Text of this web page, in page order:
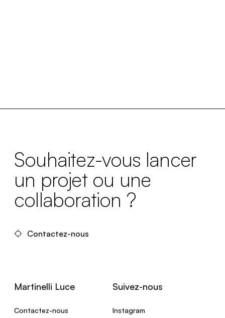
Souhaitez-vous lancer
un projet ou une
collaboration ?
Contactez-nous
Martinelli Luce
Contactez-nous
Suivez-nous
Instagram